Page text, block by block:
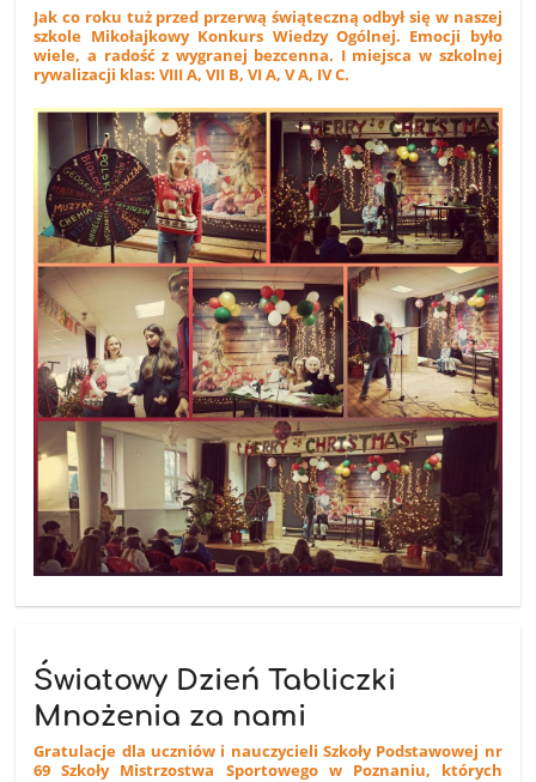
Jak co roku tuż przed przerwą świąteczną odbył się w naszej
szkole Mikołajkowy Konkurs Wiedzy Ogólnej. Emocji było
wiele, a radość z wygranej bezcenna. I miejsca w szkolnej
rywalizacji klas: VIII A, VII B, VI A, V A, IV C.
Światowy Dzień Tabliczki
Mnożenia za nami
Gratulacje dla uczniów i nauczycieli Szkoły Podstawowej nr
69 Szkoły Mistrzostwa Sportowego w Poznaniu, których